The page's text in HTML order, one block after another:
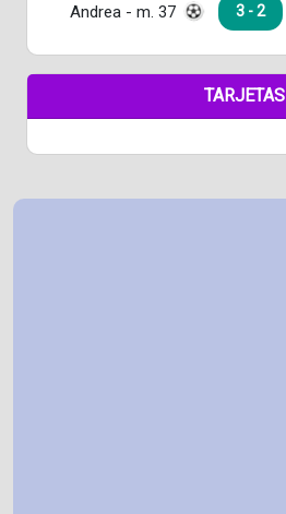
Andrea - m. 37 3 - 2
TARJETAS